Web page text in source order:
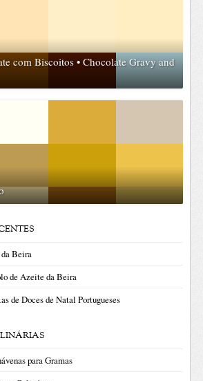
com Biscoitos • Chocolate Gravy and
Beira
de Azeite da Beira
de Doces de Natal Portugueses
para Gramas